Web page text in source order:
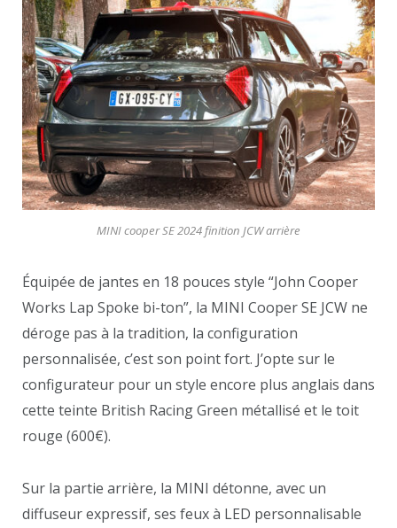
MINI cooper SE 2024 finition JCW arrière
Équipée de jantes en 18 pouces style “John Cooper
Works Lap Spoke bi-ton”, la MINI Cooper SE JCW ne
déroge pas à la tradition, la configuration
personnalisée, c’est son point fort. J’opte sur le
configurateur pour un style encore plus anglais dans
cette teinte British Racing Green métallisé et le toit
rouge (600€).
Sur la partie arrière, la MINI détonne, avec un
diffuseur expressif, ses feux à LED personnalisable